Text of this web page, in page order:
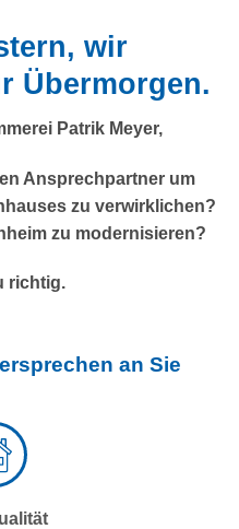
wir
Übermorgen.
Patrik Meyer,
Ansprechpartner um
zu verwirklichen?
zu modernisieren?
richtig.
an Sie